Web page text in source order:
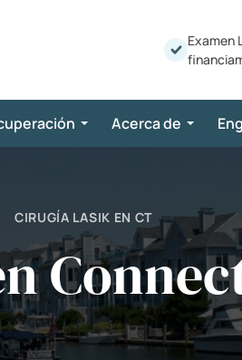
Examen
Acerca de
CIRUGÍA LASIK EN CT